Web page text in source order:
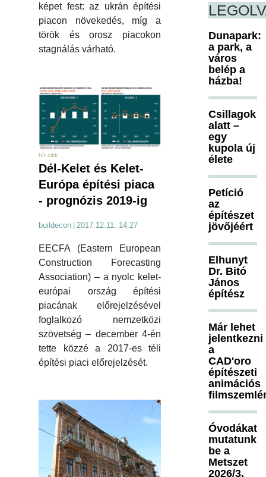
képet fest: az ukrán építési
piacon növekedés, míg a
török és orosz piacokon
stagnálás várható.
hír cikk
Dél-Kelet és Kelet-
Európa építési piaca
- prognózis 2019-ig
buildecon 2017.12.11. 14:27
EECFA (Eastern European
Construction Forecasting
Association) – a nyolc kelet-
európai ország építési
piacának előrejelzésével
foglalkozó nemzetközi
szövetség – december 4-én
tette közzé a 2017-es téli
építési piaci előrejelzését.
Dunapark:
a park, a
város
belép a
házba!
Csillagok
alatt –
egy
kupola új
élete
Petíció
az
építészet
jövőjéért
Elhunyt
Dr. Bitó
János
építész
Már lehet
jelentkezni
a
CAD'oro
építészeti
animációs
Óvodákat
mutatunk
be a
Metszet
2026/3.